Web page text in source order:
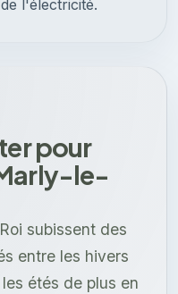
l'électricité.
pour
le-
subissent des
entre les hivers
étés de plus en